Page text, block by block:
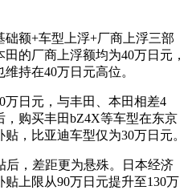
额+车型上浮+厂商上浮三部
的厂商上浮额均为40万日元，
持在40万日元高位。
万日元，与丰田、本田相差4
购买丰田bZ4X等车型在东京
，比亚迪车型仅为30万日元。
后，差距更为悬殊。日本经济
上限从90万日元提升至130万